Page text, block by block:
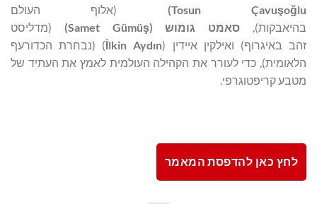
Tosun Çavuşoğlu
) (אלוף העולם
בהיאבקות), סאמט גומוש (
Samet Gümüş
) (מדליסט
זהב באיגרוף) ואילקין איידין (
İlkin Aydın ) (נבחרת הכדורעף
הלאומית), כדי לעורר את הקהילה העולמית לאמץ את העתיד של
מטבע קריפטוגרפי.
לחץ כאן להדפסת המאמר